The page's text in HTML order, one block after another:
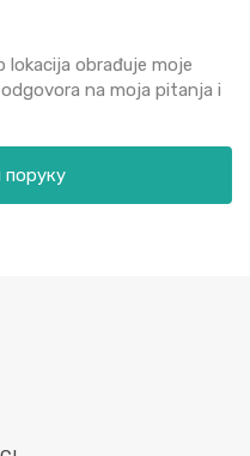
lokacija obrađuje moje
na moja pitanja i